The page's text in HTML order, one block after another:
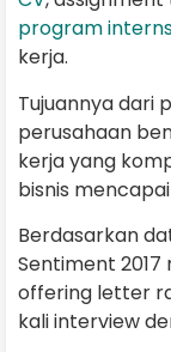
program
kerja.
Tujuannya dari
perusahaan
kerja yang
bisnis
Berdasarkan
Sentiment
offering letter
kali interview